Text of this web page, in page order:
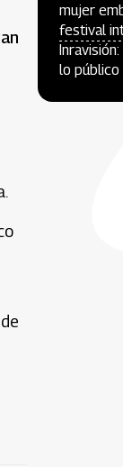
mujer
festival
lo público